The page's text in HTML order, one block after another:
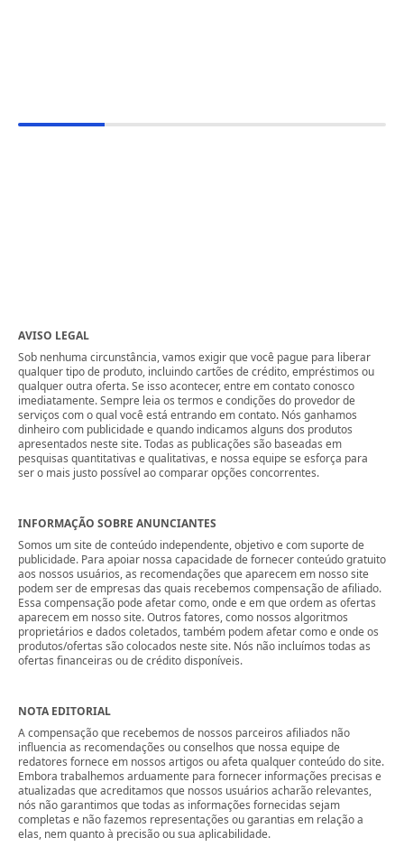
AVISO LEGAL
Sob nenhuma circunstância, vamos exigir que você pague para liberar
qualquer tipo de produto, incluindo cartões de crédito, empréstimos ou
qualquer outra oferta. Se isso acontecer, entre em contato conosco
imediatamente. Sempre leia os termos e condições do provedor de
serviços com o qual você está entrando em contato. Nós ganhamos
dinheiro com publicidade e quando indicamos alguns dos produtos
apresentados neste site. Todas as publicações são baseadas em
pesquisas quantitativas e qualitativas, e nossa equipe se esforça para
ser o mais justo possível ao comparar opções concorrentes.
INFORMAÇÃO SOBRE ANUNCIANTES
Somos um site de conteúdo independente, objetivo e com suporte de
publicidade. Para apoiar nossa capacidade de fornecer conteúdo gratuito
aos nossos usuários, as recomendações que aparecem em nosso site
podem ser de empresas das quais recebemos compensação de afiliado.
Essa compensação pode afetar como, onde e em que ordem as ofertas
aparecem em nosso site. Outros fatores, como nossos algoritmos
proprietários e dados coletados, também podem afetar como e onde os
produtos/ofertas são colocados neste site. Nós não incluímos todas as
ofertas financeiras ou de crédito disponíveis.
NOTA EDITORIAL
A compensação que recebemos de nossos parceiros afiliados não
influencia as recomendações ou conselhos que nossa equipe de
redatores fornece em nossos artigos ou afeta qualquer conteúdo do site.
Embora trabalhemos arduamente para fornecer informações precisas e
atualizadas que acreditamos que nossos usuários acharão relevantes,
nós não garantimos que todas as informações fornecidas sejam
completas e não fazemos representações ou garantias em relação a
elas, nem quanto à precisão ou sua aplicabilidade.